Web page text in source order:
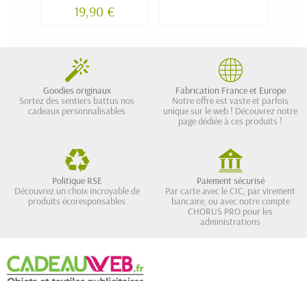
19,90 €
Goodies originaux
Sortez des sentiers battus nos
cadeaux personnalisables
Fabrication France et Europe
Notre offre est vaste et parfois
unique sur le web ! Découvrez notre
page dédiée à ces produits !
Politique RSE
Découvrez un choix incroyable de
produits écoresponsables
Paiement sécurisé
Par carte avec le CIC, par virement
bancaire, ou avec notre compte
CHORUS PRO pour les
administrations